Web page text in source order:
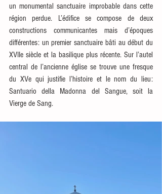
un monumental sanctuaire improbable dans cette
région perdue. L’édifice se compose de deux
constructions communicantes mais d’époques
différentes: un premier sanctuaire bâti au début du
XVIIe siècle et la basilique plus récente. Sur l’autel
central de l’ancienne église se trouve une fresque
du XVe qui justifie l’histoire et le nom du lieu:
Santuario della Madonna del Sangue, soit la
Vierge de Sang.